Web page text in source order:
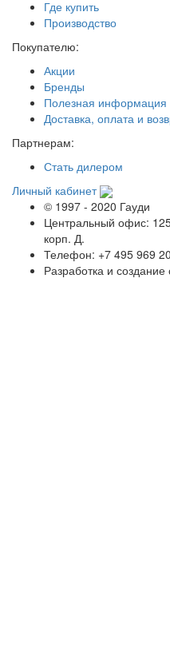
Где купить
Производство
Покупателю:
Акции
Бренды
Полезная информация
Доставка, оплата и
Партнерам:
Стать дилером
Личный кабинет
© 1997 - 2020 Гауди
Центральный офис:
корп. Д.
Телефон: +7 495 969
Разработка и создание